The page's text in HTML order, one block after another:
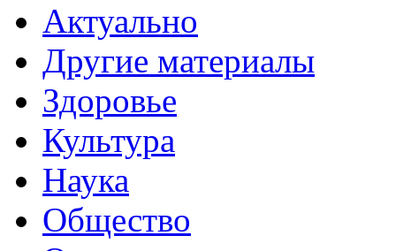
Актуально
Другие материалы
Здоровье
Культура
Наука
Общество